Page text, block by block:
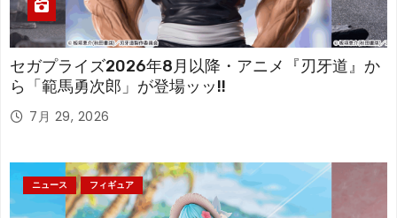
セガプライズ2026年8月以降・アニメ『刃牙道』か
ら「範馬勇次郎」が登場ッッ!!
7月 29, 2026
ニュース フィギュア